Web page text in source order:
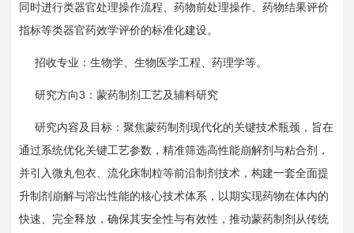
同时进行类器官处理操作流程、药物前处理操作、药物结果评价
指标等类器官药效学评价的标准化建设。
招收专业：生物学、生物医学工程、药理学等。
研究方向3 ：蒙药制剂工艺及辅料研究
研究内容及目标：聚焦蒙药制剂现代化的关键技术瓶颈，旨在
通过系统优化关键工艺参数，精准筛选高性能崩解剂与粘合剂，
并引入微丸包衣、流化床制粒等前沿制剂技术，构建一套全面提
升制剂崩解与溶出性能的核心技术体系，以期实现药物在体内的
快速、完全释放，确保其安全性与有效性，推动蒙药制剂从传统